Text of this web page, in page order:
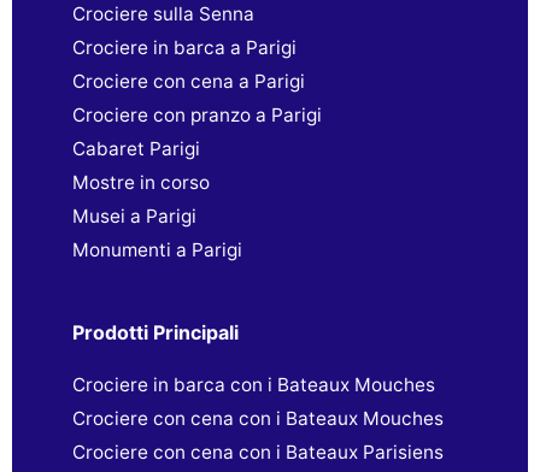
Crociere sulla Senna
Crociere in barca a Parigi
Crociere con cena a Parigi
Crociere con pranzo a Parigi
Cabaret Parigi
Mostre in corso
Musei a Parigi
Monumenti a Parigi
Prodotti Principali
Crociere in barca con i Bateaux Mouches
Crociere con cena con i Bateaux Mouches
Crociere con cena con i Bateaux Parisiens